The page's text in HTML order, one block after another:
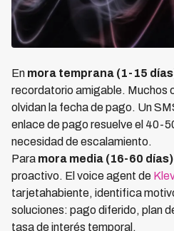
En mora temprana (1-15
recordatorio amigable. Muchos
olvidan la fecha de pago. Un
enlace de pago resuelve el 40-
necesidad de escalamiento.
Para mora media (16-60 días)
proactivo. El voice agent de
tarjetahabiente, identifica
soluciones: pago diferido, plan
tasa de interés temporal.